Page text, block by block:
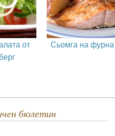
от
Сьомга на фурна
бюлетин